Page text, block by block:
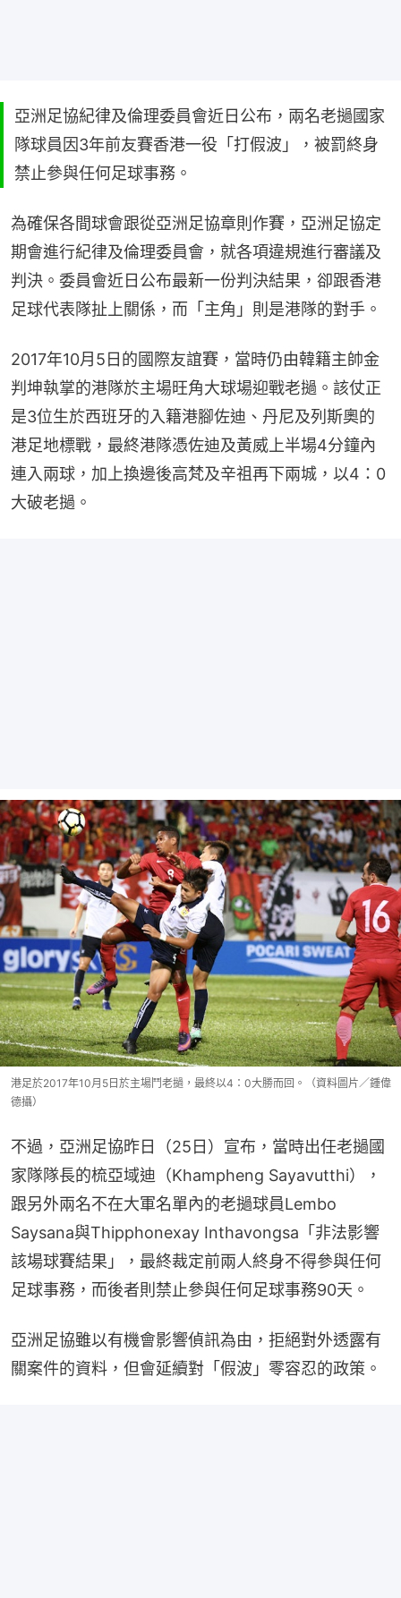
亞洲足協紀律及倫理委員會近日公布，兩名老撾國家
隊球員因3年前友賽香港一役「打假波」，被罰終身
禁止參與任何足球事務。
為確保各間球會跟從亞洲足協章則作賽，亞洲足協定
期會進行紀律及倫理委員會，就各項違規進行審議及
判決。委員會近日公布最新一份判決結果，卻跟香港
足球代表隊扯上關係，而「主角」則是港隊的對手。
2017年10月5日的國際友誼賽，當時仍由韓籍主帥金
判坤執掌的港隊於主場旺角大球場迎戰老撾。該仗正
是3位生於西班牙的入籍港腳佐迪、丹尼及列斯奧的
港足地標戰，最終港隊憑佐迪及黃威上半場4分鐘內
連入兩球，加上換邊後高梵及辛祖再下兩城，以4：0
大破老撾。
港足於2017年10月5日於主場鬥老撾，最終以4：0大勝而回。（資料圖片／鍾偉
德攝）
不過，亞洲足協昨日（25日）宣布，當時出任老撾國
家隊隊長的梳亞域迪（Khampheng Sayavutthi），
跟另外兩名不在大軍名單內的老撾球員Lembo
Saysana與Thipphonexay Inthavongsa「非法影響
該場球賽結果」，最終裁定前兩人終身不得參與任何
足球事務，而後者則禁止參與任何足球事務90天。
亞洲足協雖以有機會影響偵訊為由，拒絕對外透露有
關案件的資料，但會延續對「假波」零容忍的政策。